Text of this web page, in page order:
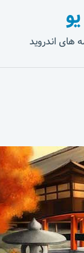
های اندروید